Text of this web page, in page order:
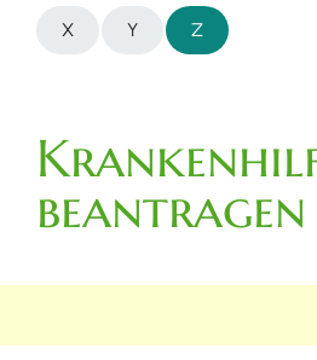
X Y Z
beantragen